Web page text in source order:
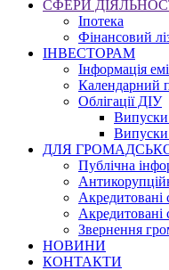
СФЕРИ
Іпотека
Фінансовий
ІНВЕСТОРАМ
Інформація
Календарний
Облігації ДІУ
Випуски
Випуски
ДЛЯ
Публічна
Акредитовані
Акредитовані
Звернення
НОВИНИ
КОНТАКТИ